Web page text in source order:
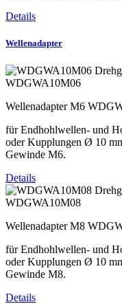
Details
Wellenadapter
WDGWA10M06
Wellenadapter M6
für Endhohlwellen- und
oder Kupplungen Ø 10
Gewinde M6.
Details
WDGWA10M08
Wellenadapter M8
für Endhohlwellen- und
oder Kupplungen Ø 10
Gewinde M8.
Details